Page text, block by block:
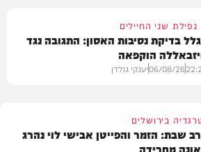
נפילת שני החיילים
בדיקת נסיבות האסון: התגובה נגד
הוקפאה
06/08/26יענקי גולדן
בירושלים
שבת: הזמר והפייטן אבישי לוי נהרג